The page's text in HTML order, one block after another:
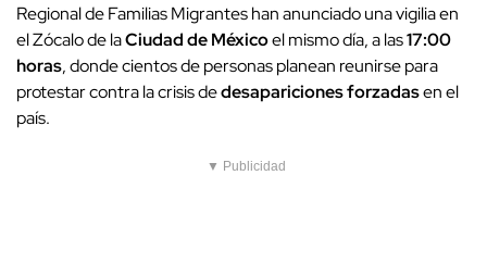
Regional de Familias Migrantes han anunciado una vigilia en
el Zócalo de laCiudad de Méxicoel mismo día, a las17:00
horas, donde cientos de personas planean reunirse para
protestar contra la crisis dedesapariciones forzadasen el
país.
▼ Publicidad